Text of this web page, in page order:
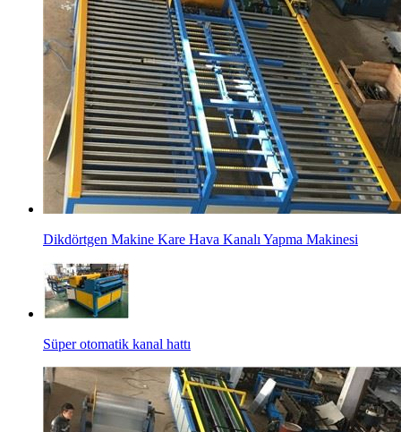
Dikdörtgen Makine Kare Hava Kanalı Yapma Makinesi
Süper otomatik kanal hattı